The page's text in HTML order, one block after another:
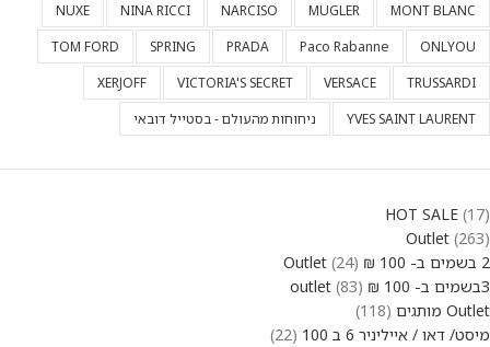
MONT BLANC
MUGLER
NARCISO
NINA RICCI
NUXE
ONLYOU
Paco Rabanne
PRADA
SPRING
TOM FORD
TRUSSARDI
VERSACE
VICTORIA'S SECRET
XERJOFF
YVES SAINT LAURENT
ניחוחות מהעולם - בסטייל דובאי
HOT SALE 17
Outlet 263
2 בשמים ב- 100 ₪ Outlet
24
3בשמים ב- 100 ₪ outlet
83
Outlet מותגים
118
מיסט/ דאו / אייליניר 6 ב 100
22